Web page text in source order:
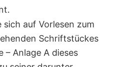
sich auf Vorlesen zum
Schriftstückes
– Anlage A dieses